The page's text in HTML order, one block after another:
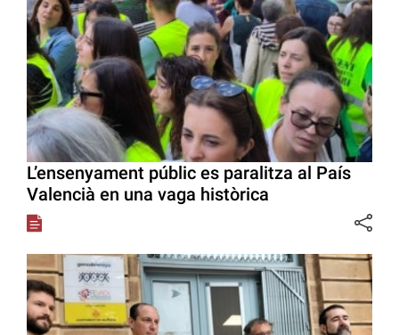
L’ensenyament públic es paralitza al País
Valencià en una vaga històrica